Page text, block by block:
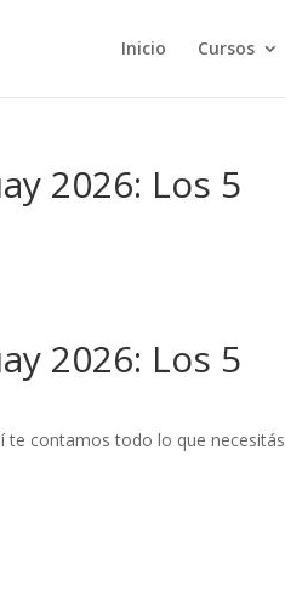
Inicio Cursos
2026: Los 5
2026: Los 5
te contamos todo lo que necesitás